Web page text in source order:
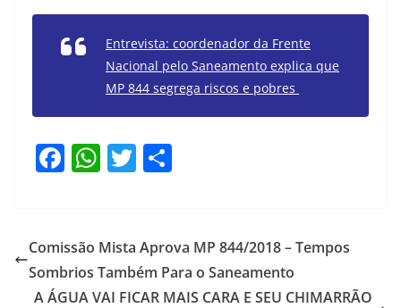
Entrevista: coordenador da Frente
Nacional pelo Saneamento explica que
MP 844 segrega riscos e pobres
F
e
b
o
W
s
A
p
T
er e
Comissão Mista Aprova MP 844/2018 – Tempos
Sombrios Também Para o Saneamento
A ÁGUA VAI FICAR MAIS CARA E SEU CHIMARRÃO